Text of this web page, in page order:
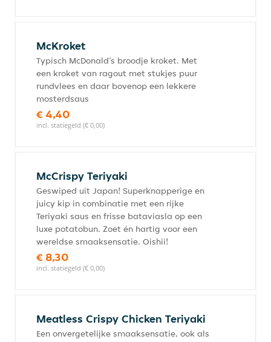
McKroket
Typisch McDonald’s broodje kroket. Met
een kroket van ragout met stukjes puur
rundvlees en daar bovenop een lekkere
mosterdsaus
€ 4,40
incl. statiegeld (€ 0,00)
McCrispy Teriyaki
Geswiped uit Japan! Superknapperige en
juicy kip in combinatie met een rijke
Teriyaki saus en frisse bataviasla op een
luxe potatobun. Zoet én hartig voor een
wereldse smaaksensatie. Oishii!
€ 8,30
incl. statiegeld (€ 0,00)
Meatless Crispy Chicken Teriyaki
Een onvergetelijke smaaksensatie, ook als